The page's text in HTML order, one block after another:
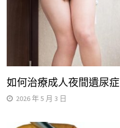
如何治療成人夜間遺尿症
2026 年 5 月 3 日